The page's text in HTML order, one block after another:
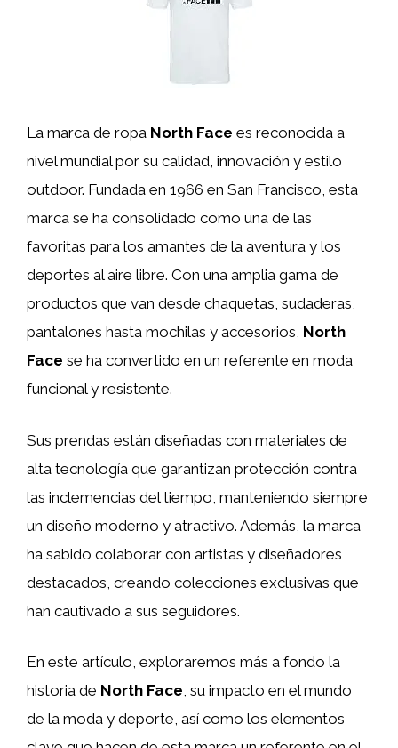
La marca de ropa North Face es reconocida a
nivel mundial por su calidad, innovación y estilo
outdoor. Fundada en 1966 en San Francisco, esta
marca se ha consolidado como una de las
favoritas para los amantes de la aventura y los
deportes al aire libre. Con una amplia gama de
productos que van desde chaquetas, sudaderas,
pantalones hasta mochilas y accesorios, North
Face se ha convertido en un referente en moda
funcional y resistente.
Sus prendas están diseñadas con materiales de
alta tecnología que garantizan protección contra
las inclemencias del tiempo, manteniendo siempre
un diseño moderno y atractivo. Además, la marca
ha sabido colaborar con artistas y diseñadores
destacados, creando colecciones exclusivas que
han cautivado a sus seguidores.
En este artículo, exploraremos más a fondo la
historia de North Face, su impacto en el mundo
de la moda y deporte, así como los elementos